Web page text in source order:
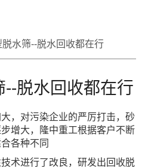
脱水筛--脱水回收都在行
--脱水回收都在行
，对污染企业的严厉打击，砂
增大，隆中重工根据客户不断
各种不同
术进行了改良，研发出回收脱